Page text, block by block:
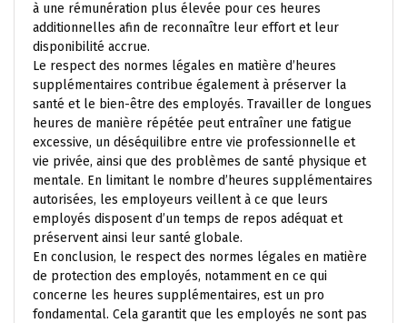
à une rémunération plus élevée pour ces heures
additionnelles afin de reconnaître leur effort et leur
disponibilité accrue.
Le respect des normes légales en matière d’heures
supplémentaires contribue également à préserver la
santé et le bien-être des employés. Travailler de longues
heures de manière répétée peut entraîner une fatigue
excessive, un déséquilibre entre vie professionnelle et
vie privée, ainsi que des problèmes de santé physique et
mentale. En limitant le nombre d’heures supplémentaires
autorisées, les employeurs veillent à ce que leurs
employés disposent d’un temps de repos adéquat et
préservent ainsi leur santé globale.
En conclusion, le respect des normes légales en matière
de protection des employés, notamment en ce qui
concerne les heures supplémentaires, est un pro
fondamental. Cela garantit que les employés ne sont pas